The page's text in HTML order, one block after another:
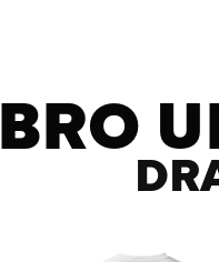
BRO